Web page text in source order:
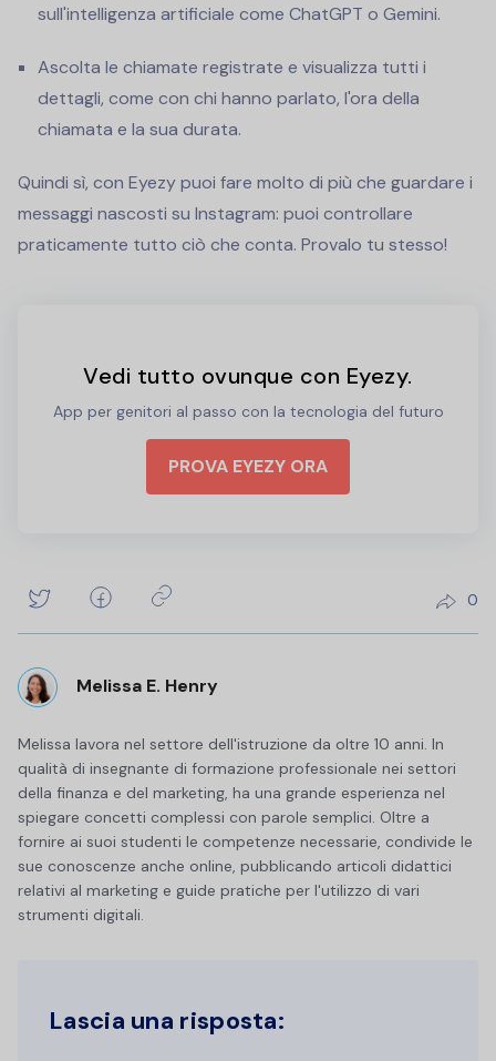
sull'intelligenza artificiale come ChatGPT o Gemini.
Ascolta le chiamate registrate e visualizza tutti i
dettagli, come con chi hanno parlato, l'ora della
chiamata e la sua durata.
Quindi sì, con Eyezy puoi fare molto di più che guardare i
messaggi nascosti su Instagram: puoi controllare
praticamente tutto ciò che conta. Provalo tu stesso!
Vedi tutto ovunque con Eyezy.
App per genitori al passo con la tecnologia del futuro
PROVA EYEZY ORA
0
Melissa E. Henry
Melissa lavora nel settore dell'istruzione da oltre 10 anni. In
qualità di insegnante di formazione professionale nei settori
della finanza e del marketing, ha una grande esperienza nel
spiegare concetti complessi con parole semplici. Oltre a
fornire ai suoi studenti le competenze necessarie, condivide le
sue conoscenze anche online, pubblicando articoli didattici
relativi al marketing e guide pratiche per l'utilizzo di vari
strumenti digitali.
Lascia una risposta: